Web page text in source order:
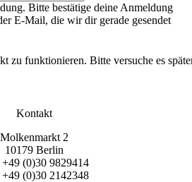
Bitte bestätige deine Anmeldung
E-Mail, die wir dir gerade gesendet
zu funktionieren. Bitte versuche es
Kontakt
Molkenmarkt 2
10179 Berlin
(0)30 9829414
(0)30 2142348